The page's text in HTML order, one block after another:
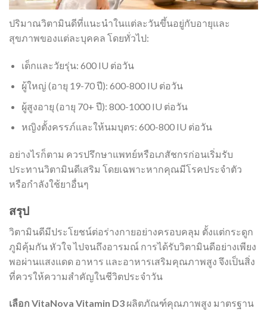
ปริมาณวิตามินดีที่แนะนำในแต่ละวันขึ้นอยู่กับอายุและ
สุขภาพของแต่ละบุคคล โดยทั่วไป:
เด็กและวัยรุ่น: 600 IU ต่อวัน
ผู้ใหญ่ (อายุ 19-70 ปี): 600-800 IU ต่อวัน
ผู้สูงอายุ (อายุ 70+ ปี): 800-1000 IU ต่อวัน
หญิงตั้งครรภ์และให้นมบุตร: 600-800 IU ต่อวัน
อย่างไรก็ตาม ควรปรึกษาแพทย์หรือเภสัชกรก่อนเริ่มรับ
ประทานวิตามินดีเสริม โดยเฉพาะหากคุณมีโรคประจำตัว
หรือกำลังใช้ยาอื่นๆ
สรุป
วิตามินดีมีประโยชน์ต่อร่างกายอย่างครอบคลุม ตั้งแต่กระดูก
ภูมิคุ้มกัน หัวใจ ไปจนถึงอารมณ์ การได้รับวิตามินดีอย่างเพียง
พอผ่านแสงแดด อาหาร และอาหารเสริมคุณภาพสูง จึงเป็นสิ่ง
ที่ควรให้ความสำคัญในชีวิตประจำวัน
เลือก VitaNova Vitamin D3 ผลิตภัณฑ์คุณภาพสูง มาตรฐาน